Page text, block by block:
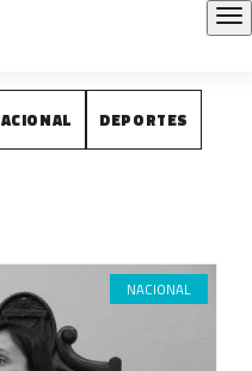
DEPORTES
NACIONAL